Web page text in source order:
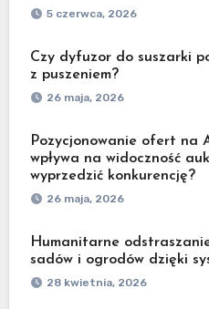
5 czerwca, 2026
Czy dyfuzor do suszarki
z puszeniem?
26 maja, 2026
Pozycjonowanie ofert na
wpływa na widoczność
wyprzedzić konkurencję?
26 maja, 2026
Humanitarne
sadów i ogrodów dzięki
28 kwietnia, 2026